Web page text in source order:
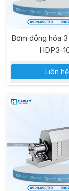
Bơm đồng hóa
HDP3-
Liên hệ